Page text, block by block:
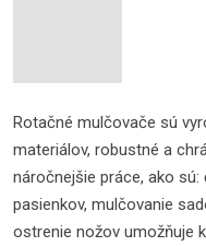
Rotačné mulčovače sú
materiálov, robustné a
náročnejšie práce, ako
pasienkov, mulčovanie
ostrenie nožov umožňuje